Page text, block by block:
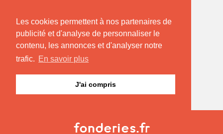
Les cookies permettent à nos partenaires de
publicité et d'analyse de personnaliser le
contenu, les annonces et d'analyser notre
trafic. En savoir plus
J'ai compris